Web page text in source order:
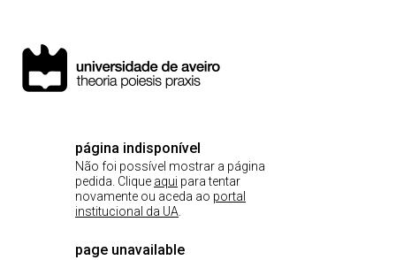
página indisponível
Não foi possível mostrar a página
pedida. Clique aqui para tentar
novamente ou aceda ao portal
institucional da UA
page unavailable